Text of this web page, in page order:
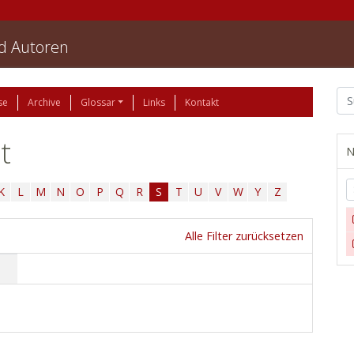
Autoren
Archive Glossar Links Kontakt
L M N O P Q R S T U V W Y Z
Alle Filter zurücksetzen